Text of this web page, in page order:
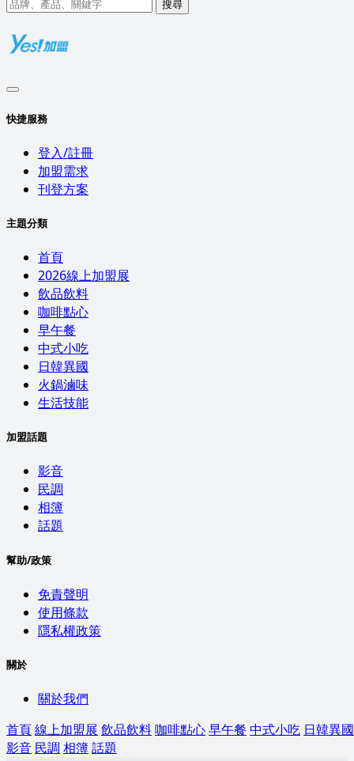
搜尋
快捷服務
登入/註冊
加盟需求
刊登方案
主題分類
首頁
2026線上加盟展
飲品飲料
咖啡點心
早午餐
中式小吃
日韓異國
火鍋滷味
生活技能
加盟話題
影音
民調
相簿
話題
幫助/政策
免責聲明
使用條款
隱私權政策
關於
關於我們
首頁線上加盟展 飲品飲料咖啡點心早午餐 中式小吃 日韓異國
影音 民調 相簿話題